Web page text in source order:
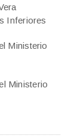
Inferiores
Ministerio
Ministerio